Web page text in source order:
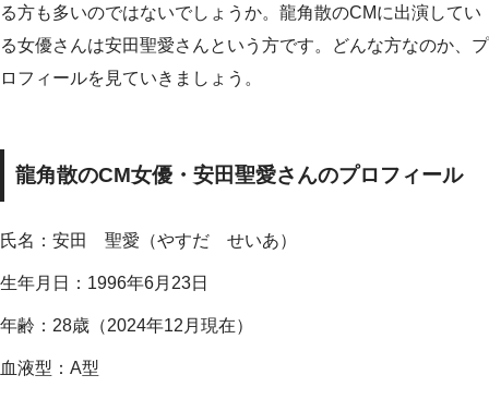
る方も多いのではないでしょうか。龍角散のCMに出演してい
る女優さんは安田聖愛さんという方です。どんな方なのか、プ
ロフィールを見ていきましょう。
龍角散のCM女優・安田聖愛さんのプロフィール
氏名：安田 聖愛（やすだ せいあ）
生年月日：1996年6月23日
年齢：28歳（2024年12月現在）
血液型：A型